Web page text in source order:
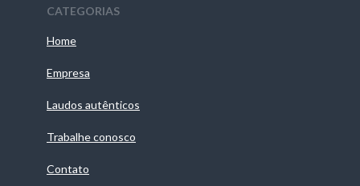
CATEGORIAS
Home
Empresa
Laudos autênticos
Trabalhe conosco
Contato